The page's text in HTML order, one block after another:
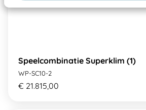
Speelcombinatie Superklim (1)
WP-SC10-2
€ 21.815,00